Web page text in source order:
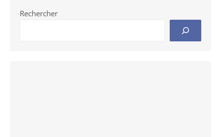
Rechercher